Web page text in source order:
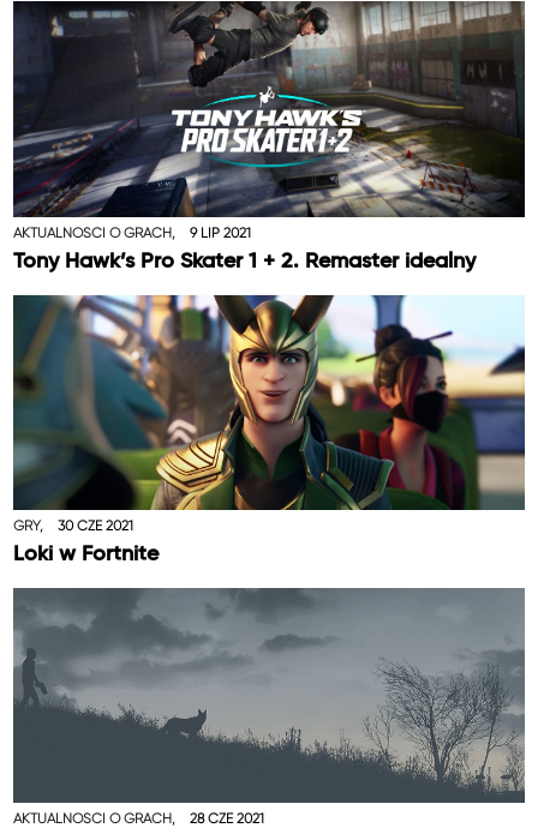
AKTUALNOŚCI O GRACH, 9 LIP 2021
Tony Hawk’s Pro Skater 1 + 2. Remaster idealny
GRY, 30 CZE 2021
Loki w Fortnite
AKTUALNOŚCI O GRACH, 28 CZE 2021